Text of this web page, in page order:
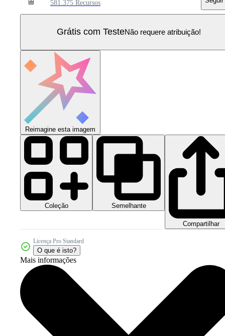
581.375 Recursos
Grátis com TesteNão requere atribuição!
Reimagine esta imagem
Coleção Semelhante
Compartilhar
Licença Pro Standard
O que é isto?
Mais informações